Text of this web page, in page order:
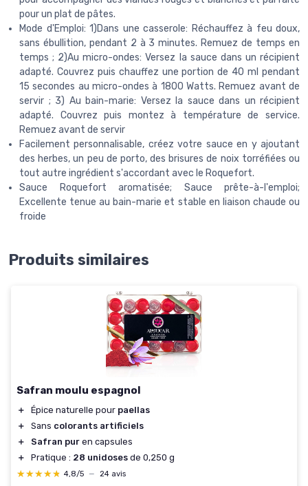
pour un plat de pâtes.
Mode d'Emploi: 1)Dans une casserole: Réchauffez à feu doux,
sans ébullition, pendant 2 à 3 minutes. Remuez de temps en
temps ; 2)Au micro-ondes: Versez la sauce dans un récipient
adapté. Couvrez puis chauffez une portion de 40 ml pendant
15 secondes au micro-ondes à 1800 Watts. Remuez avant de
servir ; 3) Au bain-marie: Versez la sauce dans un récipient
adapté. Couvrez puis montez à température de service.
Remuez avant de servir
Facilement personnalisable, créez votre sauce en y ajoutant
des herbes, un peu de porto, des brisures de noix torréfiées ou
tout autre ingrédient s'accordant avec le Roquefort.
Sauce Roquefort aromatisée; Sauce prête-à-l'emploi;
Excellente tenue au bain-marie et stable en liaison chaude ou
froide
Produits similaires
Safran moulu espagnol
＋ Épice naturelle pour paellas
＋
Sans colorants artificiels
＋
Safran pur en capsules
＋
Pratique : 28 unidoses de 0,250 g
★★★★★
★★★★★ 4,8/5 — 24 avis